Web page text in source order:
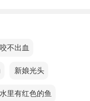
示人际关系会出现
这个要慎重对待。
明你是一个内向的
不出血
梦见新娘光头
里有红色的鱼